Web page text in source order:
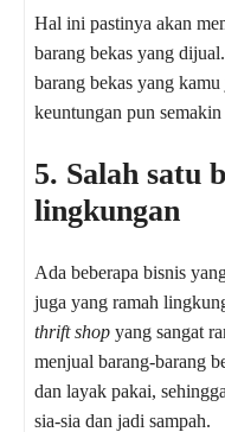
Hal ini pastinya akan
barang bekas yang
barang bekas yang
keuntungan pun semakin
5. Salah satu
lingkungan
Ada beberapa bisnis
juga yang ramah
thrift shop yang sangat
menjual barang-barang
dan layak pakai,
sia-sia dan jadi sampah.